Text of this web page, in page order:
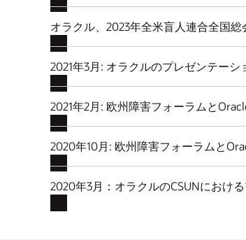
オラクル、2023年全米盲人連合全国総
2021年3月: オラクルのプレゼンテー
2021年2月: 欧州障害フォーラムと
2020年10月: 欧州障害フォーラムと
2020年3月：オラクルのCSUNにおけ